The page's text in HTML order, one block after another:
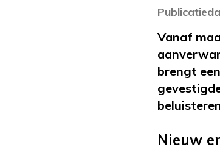
Vanaf
brengt
Nieuw